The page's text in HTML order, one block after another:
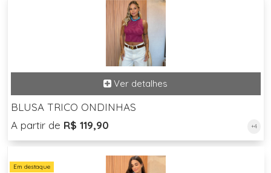
BLUSA TRICO ONDINHAS
A partir de R$ 119,90 +4
Em destaque